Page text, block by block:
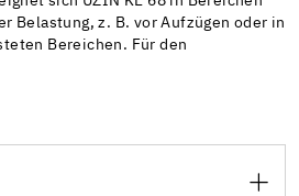
Belastung, z. B. vor Aufzügen oder in
Bereichen. Für den